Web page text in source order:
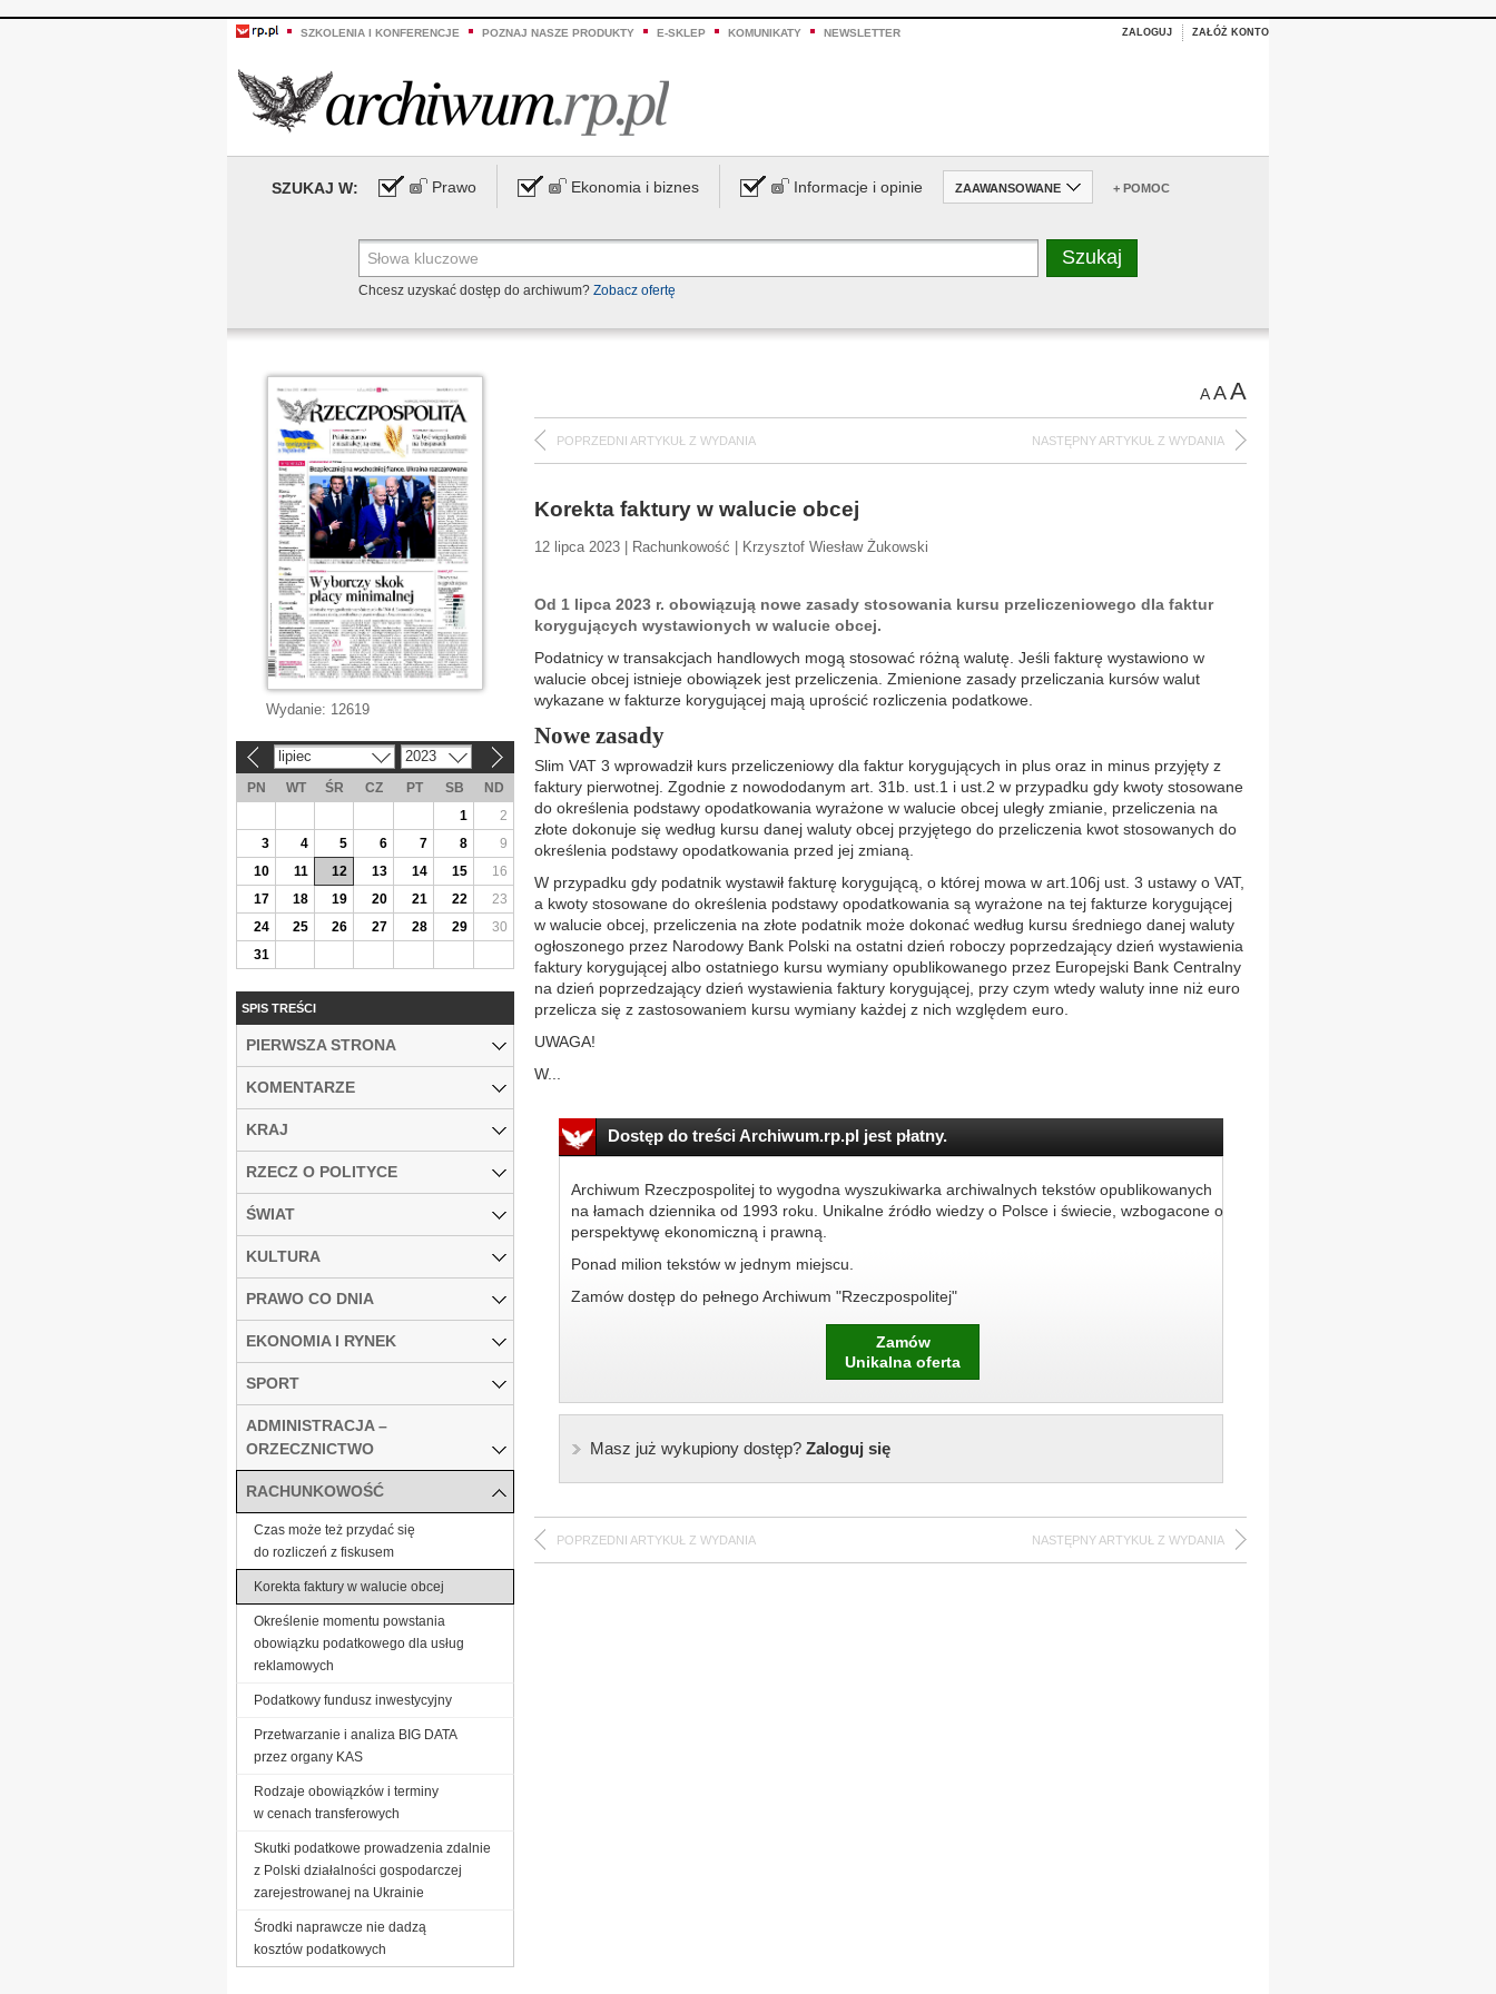
SZKOLENIA I KONFERENCJE POZNAJ NASZE PRODUKTY E-SKLEP KOMUNIKATY NEWSLETTER ZALOGUJ ZAŁÓŻ KONTO
SZUKAJ W: Prawo Ekonomia i biznes Informacje i opinie ZAAWANSOWANE + POMOC
Chcesz uzyskać dostęp do archiwum? Zobacz ofertę
AAA
POPRZEDNI ARTYKUŁ Z WYDANIA NASTĘPNY ARTYKUŁ Z WYDANIA
Korekta faktury w walucie obcej
12 lipca 2023 | Rachunkowość | Krzysztof Wiesław Żukowski
Od 1 lipca 2023 r. obowiązują nowe zasady stosowania kursu przeliczeniowego dla faktur
korygujących wystawionych w walucie obcej.
Podatnicy w transakcjach handlowych mogą stosować różną walutę. Jeśli fakturę wystawiono w
walucie obcej istnieje obowiązek jest przeliczenia. Zmienione zasady przeliczania kursów walut
wykazane w fakturze korygującej mają uprościć rozliczenia podatkowe.
Nowe zasady
Slim VAT 3 wprowadził kurs przeliczeniowy dla faktur korygujących in plus oraz in minus przyjęty z
faktury pierwotnej. Zgodnie z nowododanym art. 31b. ust.1 i ust.2 w przypadku gdy kwoty stosowane
do określenia podstawy opodatkowania wyrażone w walucie obcej uległy zmianie, przeliczenia na
złote dokonuje się według kursu danej waluty obcej przyjętego do przeliczenia kwot stosowanych do
określenia podstawy opodatkowania przed jej zmianą.
W przypadku gdy podatnik wystawił fakturę korygującą, o której mowa w art.106j ust. 3 ustawy o VAT,
a kwoty stosowane do określenia podstawy opodatkowania są wyrażone na tej fakturze korygującej
w walucie obcej, przeliczenia na złote podatnik może dokonać według kursu średniego danej waluty
ogłoszonego przez Narodowy Bank Polski na ostatni dzień roboczy poprzedzający dzień wystawienia
faktury korygującej albo ostatniego kursu wymiany opublikowanego przez Europejski Bank Centralny
na dzień poprzedzający dzień wystawienia faktury korygującej, przy czym wtedy waluty inne niż euro
przelicza się z zastosowaniem kursu wymiany każdej z nich względem euro.
UWAGA!
W...
Dostęp do treści Archiwum.rp.pl jest płatny.
Archiwum Rzeczpospolitej to wygodna wyszukiwarka archiwalnych tekstów opublikowanych
na łamach dziennika od 1993 roku. Unikalne źródło wiedzy o Polsce i świecie, wzbogacone o
perspektywę ekonomiczną i prawną.
Ponad milion tekstów w jednym miejscu.
Zamów dostęp do pełnego Archiwum "Rzeczpospolitej"
Zamów
Unikalna oferta
Masz już wykupiony dostęp?Zaloguj się
POPRZEDNI ARTYKUŁ Z WYDANIA NASTĘPNY ARTYKUŁ Z WYDANIA
Wydanie: 12619
lipiec 2023
PN WT ŚR CZ PT SB
ND
1
2
3
4 5 6 7 8
9
10
11 12 13 14 15
16
17
18 19 20 21 22
23
24
25 26 27 28 29
30
31
SPIS TREŚCI
PIERWSZA STRONA
KOMENTARZE
KRAJ
RZECZ O POLITYCE
ŚWIAT
KULTURA
PRAWO CO DNIA
EKONOMIA I RYNEK
SPORT
ADMINISTRACJA –
ORZECZNICTWO
RACHUNKOWOŚĆ
Czas może też przydać się
do rozliczeń z fiskusem
Korekta faktury w walucie obcej
Określenie momentu powstania
obowiązku podatkowego dla usług
reklamowych
Podatkowy fundusz inwestycyjny
Przetwarzanie i analiza BIG DATA
przez organy KAS
Rodzaje obowiązków i terminy
w cenach transferowych
Skutki podatkowe prowadzenia zdalnie
z Polski działalności gospodarczej
zarejestrowanej na Ukrainie
Środki naprawcze nie dadzą
kosztów podatkowych